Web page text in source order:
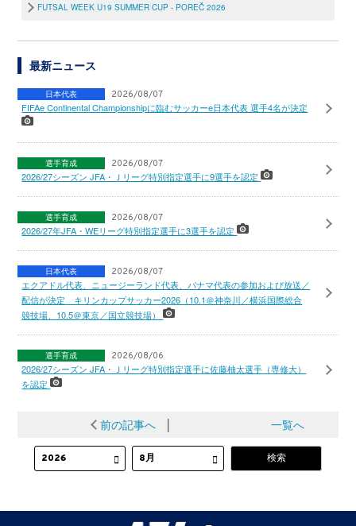
FUTSAL WEEK U19 SUMMER CUP - POREČ 2026
最新ニュース
日本代表 2026/08/07
FIFAe Continental Championshipに臨むサッカーe日本代表 選手4名が決定
選手育成 2026/08/07
2026/27シーズン JFA・Ｊリーグ特別指定選手に9選手を認定
選手育成 2026/08/07
2026/27年JFA・WEリーグ特別指定選手に3選手を認定
日本代表 2026/08/07
エクアドル代表、ニュージーランド代表、パナマ代表の参加および放送／
配信が決定 キリンカップサッカー2026（10.1＠神奈川／横浜国際総合
競技場、10.5＠東京／国立競技場）
選手育成 2026/08/06
2026/27シーズン JFA・Ｊリーグ特別指定選手に佐藤柚太選手（専修大）
を認定
前の記事へ│ 一覧へ